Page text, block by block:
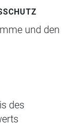
und den
des